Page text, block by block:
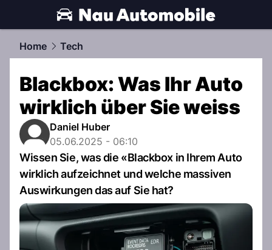
automobile.NAU.ch
Home Tech
Blackbox: Was Ihr Auto
wirklich über Sie weiss
Daniel Huber
05.06.2025 - 06:10
Wissen Sie, was die «Blackbox in Ihrem Auto
wirklich aufzeichnet und welche massiven
Auswirkungen das auf Sie hat?